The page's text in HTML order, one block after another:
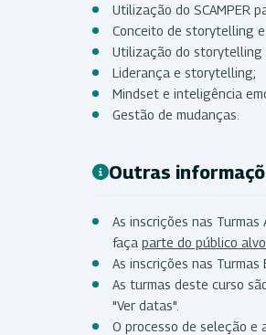
Utilização do SCAMPER
Conceito de storytelling
Utilização do storytelling
Liderança e storytelling;
Mindset e inteligência
Gestão de mudanças.
Outras
As inscrições nas
faça parte do público alvo
As inscrições nas Turmas
As turmas deste curso
"Ver datas".
O processo de seleção e